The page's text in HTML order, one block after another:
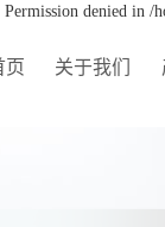
denied
页 关于我们